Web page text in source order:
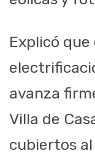
Explicó
avanza
Villa de
cubiertos al